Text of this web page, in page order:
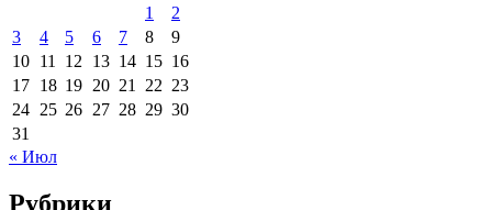
1
2
3
4 5 6 7 8
9
10 11 12 13 14 15 16
17 18 19 20 21 22 23
24 25 26 27 28 29 30
31
« Июл
Рубрики